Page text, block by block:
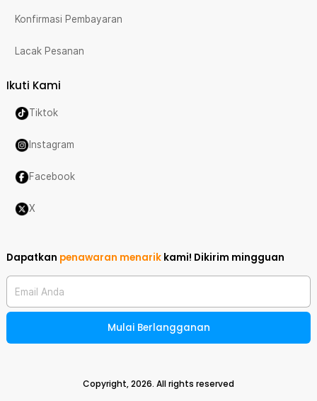
Konfirmasi Pembayaran
Lacak Pesanan
Ikuti Kami
Tiktok
Instagram
Facebook
X
Dapatkan penawaran menarik kami! Dikirim mingguan
Email Anda
Mulai Berlangganan
Copyright,2026. All rights reserved